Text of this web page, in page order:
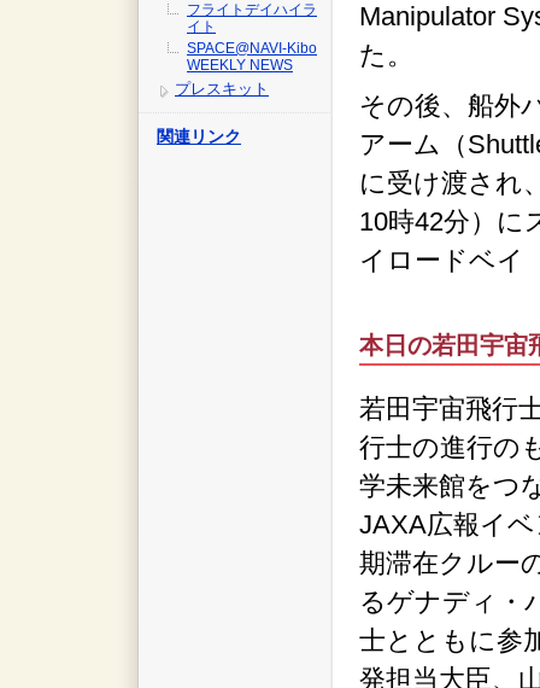
フライトデイハイラ
イト
SPACE@NAVI-Kibo
WEEKLY NEWS
プレスキット
関連リンク
Manipulator
た。
その後、船外
アーム（
に受け渡され
10時42分）に
イロードベイ
本日の若田宇宙
若田宇宙飛行
行士の進行の
学未来館をつ
JAXA広報イ
期滞在クルー
るゲナディ・
士とともに参
発担当大臣、